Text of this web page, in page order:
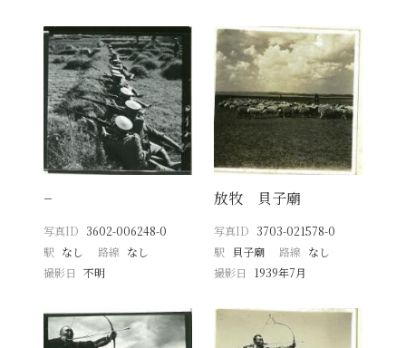
−
写真ID 3602-006248-0
駅 なし 路線 なし
撮影日
不明
放牧 貝子廟
写真ID 3703-021578-0
駅 貝子廟 路線 なし
撮影日
1939年7月